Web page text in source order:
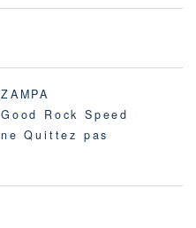
ZAMPA
Good Rock Speed
ne Quittez pas